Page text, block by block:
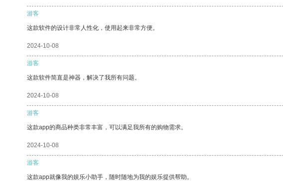
游客
这款软件的设计非常人性化，使用起来非常方便。
2024-10-08
游客
这款软件简直是神器，解决了我所有问题。
2024-10-08
游客
这款app的商品种类非常丰富，可以满足我所有的购物需求。
2024-10-08
游客
这款app就像我的娱乐小助手，随时随地为我的娱乐提供帮助。